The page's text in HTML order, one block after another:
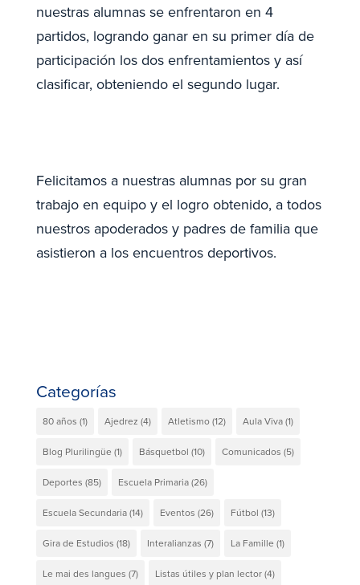
nuestras alumnas se enfrentaron en 4
partidos, logrando ganar en su primer día de
participación los dos enfrentamientos y así
clasificar, obteniendo el segundo lugar.
Felicitamos a nuestras alumnas por su gran
trabajo en equipo y el logro obtenido, a todos
nuestros apoderados y padres de familia que
asistieron a los encuentros deportivos.
Categorías
80 años (1) Ajedrez (4) Atletismo(12) Aula Viva(1)
Blog Plurilingüe (1) Básquetbol (10) Comunicados (5)
Deportes (85) Escuela Primaria(26)
Escuela Secundaria(14) Eventos (26) Fútbol (13)
Gira de Estudios (18) Interalianzas (7) La Famille (1)
Le mai des langues (7) Listas útiles y plan lector(4)